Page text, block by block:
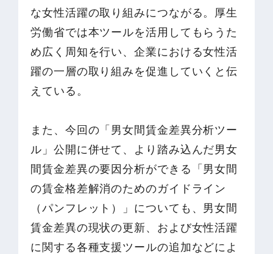
な女性活躍の取り組みにつながる。厚生
労働省では本ツールを活用してもらうた
め広く周知を行い、企業における女性活
躍の一層の取り組みを促進していくと伝
えている。
また、今回の「男女間賃金差異分析ツー
ル」公開に併せて、より踏み込んだ男女
間賃金差異の要因分析ができる「男女間
の賃金格差解消のためのガイドライン
（パンフレット）」についても、男女間
賃金差異の現状の更新、および女性活躍
に関する各種支援ツールの追加などによ